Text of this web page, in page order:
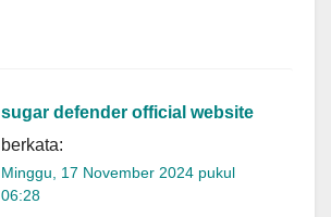
sugar defender official website
berkata:
Minggu, 17 November 2024 pukul
06:28